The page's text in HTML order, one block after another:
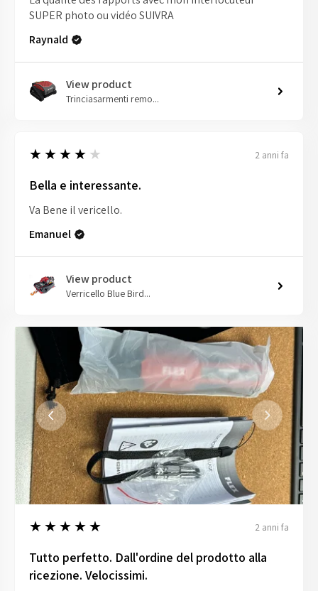
SUPER photo ou vidéo SUIVRA
Raynald
View product
Trinciasarmenti remo...
4
★★★★★ 2 anni fa
Bella e interessante.
Va Bene il vericello.
Emanuel
View product
Verricello Blue Bird...
5
★★★★★ 2 anni fa
Tutto perfetto. Dall'ordine del prodotto alla
ricezione. Velocissimi.